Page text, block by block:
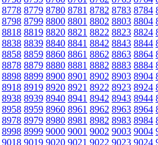
8778 8779 8780 8781 8782 8783 8784
8798 8799 8800 8801 8802 8803 8804
8818 8819 8820 8821 8822 8823 8824
8838 8839 8840 8841 8842 8843 8844
8858 8859 8860 8861 8862 8863 8864
8878 8879 8880 8881 8882 8883 8884
8898 8899 8900 8901 8902 8903 8904
8918 8919 8920 8921 8922 8923 8924
8938 8939 8940 8941 8942 8943 8944
8958 8959 8960 8961 8962 8963 8964
8978 8979 8980 8981 8982 8983 8984
8998 8999 9000 9001 9002 9003 9004
9018 9019 9020 9021 9022 9023 9024